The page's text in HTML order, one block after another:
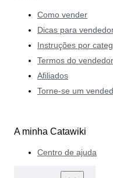
Como vender
Dicas para
Instruções por
Termos do vendedor
Afiliados
Torne-se um
A minha Catawiki
Centro de ajuda